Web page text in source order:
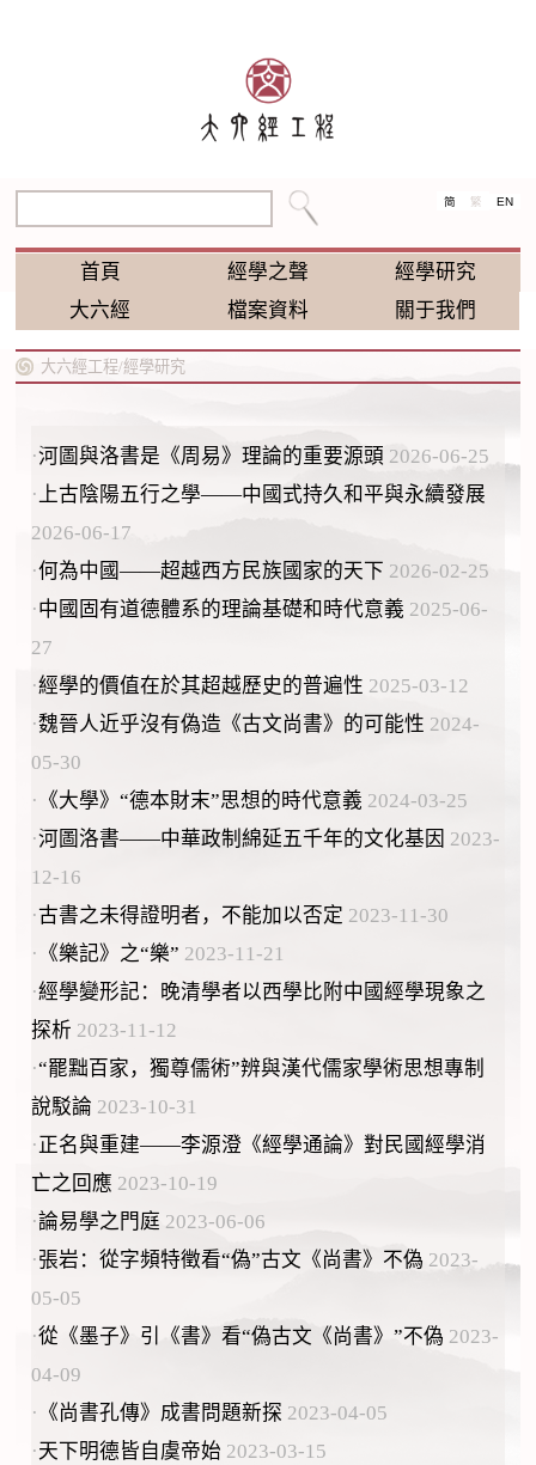
简 繁 EN
首頁 經學之聲
經學研究
大六經
檔案資料 關于我們
大六經工程/經學研究
·河圖與洛書是《周易》理論的重要源頭 2026-06-25
·上古陰陽五行之學——中國式持久和平與永續發展
2026-06-17
·何為中國——超越西方民族國家的天下 2026-02-25
·中國固有道德體系的理論基礎和時代意義 2025-06-
27
·經學的價值在於其超越歷史的普遍性 2025-03-12
·魏晉人近乎沒有偽造《古文尚書》的可能性 2024-
05-30
· 《大學》“德本財末”思想的時代意義 2024-03-25
·河圖洛書——中華政制綿延五千年的文化基因 2023-
12-16
·古書之未得證明者，不能加以否定 2023-11-30
· 《樂記》之“樂” 2023-11-21
·經學變形記：晚清學者以西學比附中國經學現象之
探析 2023-11-12
·“罷黜百家，獨尊儒術”辨與漢代儒家學術思想專制
說駁論 2023-10-31
·正名與重建——李源澄《經學通論》對民國經學消
亡之回應 2023-10-19
·論易學之門庭 2023-06-06
·張岩：從字頻特徵看“偽”古文《尚書》不偽 2023-
05-05
·從《墨子》引《書》看“偽古文《尚書》”不偽 2023-
04-09
· 《尚書孔傳》成書問題新探 2023-04-05
·天下明德皆自虞帝始 2023-03-15